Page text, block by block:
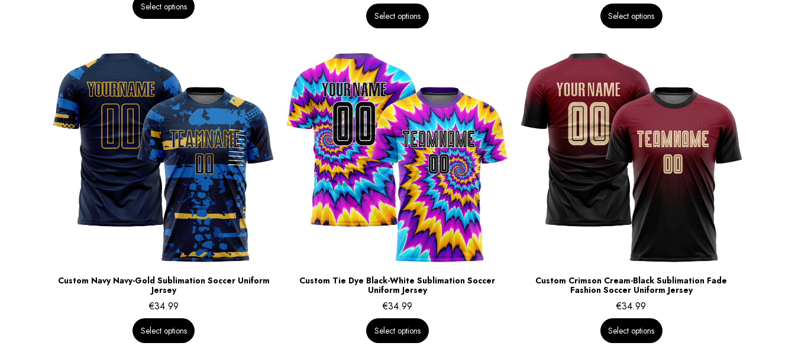
Select options
Select options Select options
Custom Navy Navy-Gold Sublimation Soccer Uniform
Jersey
€34.99
Select options
Custom Tie Dye Black-White Sublimation Soccer
Uniform Jersey
€34.99
Select options
Custom Crimson Cream-Black Sublimation Fade
Fashion Soccer Uniform Jersey
€34.99
Select options